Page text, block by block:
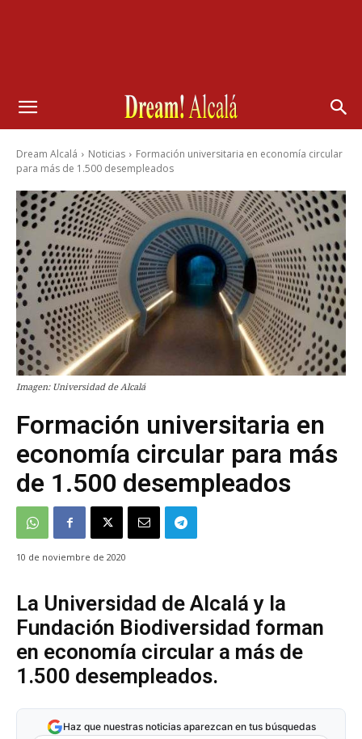
Dream Alcalá Noticias
Formación universitaria en economía circular
para más de 1.500 desempleados
Imagen: Universidad de Alcalá
Formación universitaria en
economía circular para más
de 1.500 desempleados
10 de noviembre de 2020
La Universidad de Alcalá y la
Fundación Biodiversidad forman
en economía circular a más de
1.500 desempleados.
Haz que nuestras noticias aparezcan en tus búsquedas